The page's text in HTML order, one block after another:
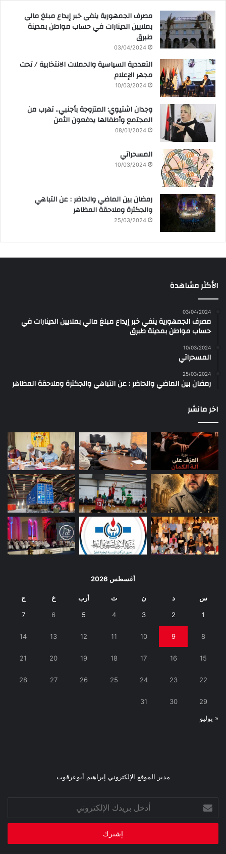
مصرف الجمهورية ينفي خبر إيداع مبلغ مالي
بملايين الدينارات في حساب مواطن بمدينة
طبرق
03/04/2024
التعددية السياسية والحملات الانتخابية / تحت
مجهر الإعلام
10/03/2024
وجدان اشتيوي: المتزوجة بأجنبي.. تهرب من
المجتمع وأطفالها يدفعون الثمن
08/01/2024
المسحراتي
10/03/2024
رمضان بين الماضي والحاضر : عن التباهي
والجكترة وملاحقة المظاهر
25/03/2024
الأكثر مشاهدة
03/04/2024
مصرف الجمهورية ينفي خبر إيداع مبلغ مالي بملايين الدينارات في
حساب مواطن بمدينة طبرق
10/03/2024
المسحراتي
25/03/2024
رمضان بين الماضي والحاضر : عن التباهي والجكترة وملاحقة المظاهر
اخر مانشر
أغسطس 2026
س د ن ث أرب خ ج
1
2
3
4
5
6
7
8
9
10
11
12
13
14
15
16
17
18
19
20
21
22
23
24
25
26
27
28
29
30
31
« يوليو
مدير الموقع الإلكتروني إبراهيم أبوعرقوب
أدخل
بريدك
الإلكتروني